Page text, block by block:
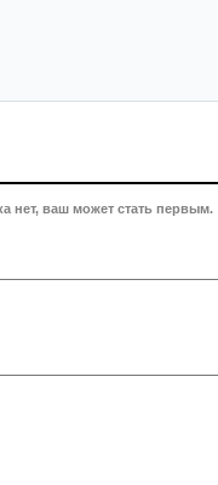
нет, ваш может стать первым.